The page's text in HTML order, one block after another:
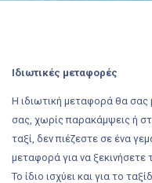
Ιδιωτικές μεταφορές
Η ιδιωτική μεταφορά θα σας
σας, χωρίς παρακάμψεις ή
ταξί, δεν πιέζεστε σε ένα
μεταφορά για να
Το ίδιο ισχύει και για το